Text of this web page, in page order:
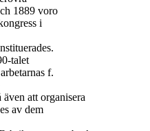
1889 voro
i
talet
f.
att organisera
av dem